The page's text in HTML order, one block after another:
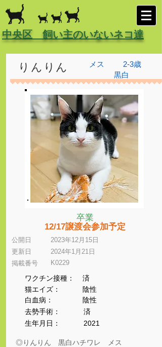
中央区 飼い主のいないネコ達
メス
りんりん
2-3歳
黒白
卒業
12/17譲渡会参加予定
公開日
更新日
​掲載番号
2023年12月15日
2024年1月21日
K0229
ワクチン接種：
猫エイズ：
​白血病：
​去勢手術：
生年月日：
済
陰性
陰性
済
2021
◎りんりん 黒白ハチワレ メス